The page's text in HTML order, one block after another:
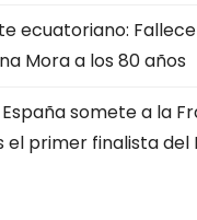
ecuatoriano:
Mora a los 80 años
España somete a la
el primer finalista del